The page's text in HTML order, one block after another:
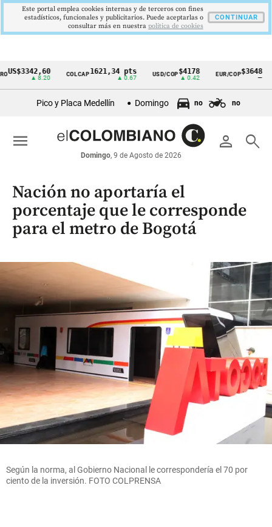
Cintillo
económicos
Colombia
COLCAP1621,34 pts USD/COP$4178
▲ 0.42
EUR/COP$3648
—
Pico y Placa Medellín Domingo no no
person search
Domingo, 9 de Agosto de 2026
menu
Nación no aportaría el
porcentaje que le corresponde
para el metro de Bogotá
Según la norma, al Gobierno Nacional le correspondería el 70 por
ciento de la inversión. FOTO COLPRENSA
Este portal emplea cookies internas y de terceros con fines
estadísticos, funcionales y publicitarios. Puede aceptarlas o
consultar más en nuestra politica de cookies
CONTINUAR